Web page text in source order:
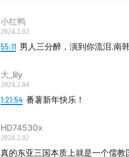
小红鸭
2024.2.02
55:11 男人三分醉，演到你流泪.南
大_lily
2024.2.04
1:21:54 番薯新年快乐！
HD74530x
2024.2.02
真的东亚三国本质上就是一个儒